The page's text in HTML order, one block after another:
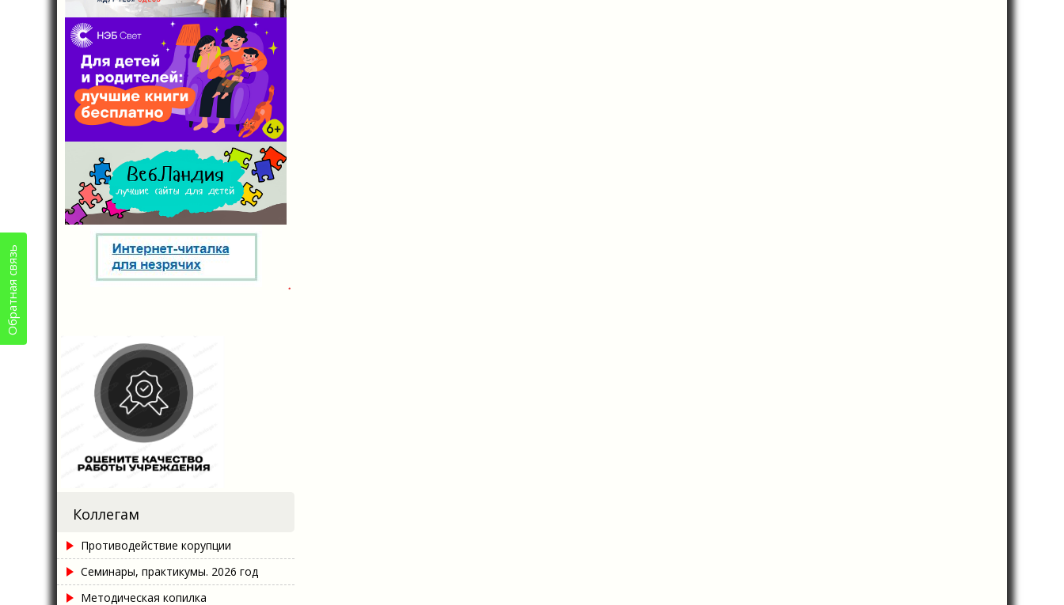
Коллегам
Противодействие корупции
Семинары, практикумы. 2026 год
Методическая копилка
Обратная связь